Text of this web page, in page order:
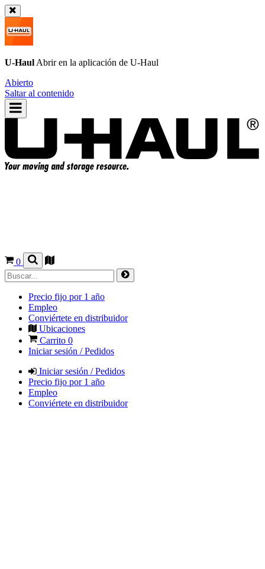
U-Haul Abrir en la aplicación de U-Haul
Abierto
Saltar al contenido
0
Precio fijo por 1 año
Empleo
Conviértete en distribuidor
Ubicaciones
Carrito 0
Iniciar sesión / Pedidos
Iniciar sesión / Pedidos
Precio fijo por 1 año
Empleo
Conviértete en distribuidor